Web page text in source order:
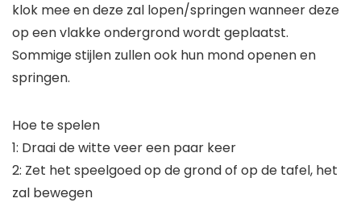
klok mee en deze zal lopen/springen wanneer deze
op een vlakke ondergrond wordt geplaatst.
Sommige stijlen zullen ook hun mond openen en
springen.
Hoe te spelen
1: Draai de witte veer een paar keer
2: Zet het speelgoed op de grond of op de tafel, het
zal bewegen